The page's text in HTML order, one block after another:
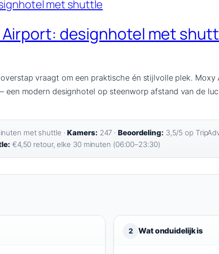
designhotel met
vraagt om een praktische én stijlvolle plek. Moxy
modern designhotel op steenworp afstand van de
met shuttle ·Kamers: 247 ·Beoordeling: 3,5/5 op
€4,50 retour, elke 30 minuten (06:00–23:30)
2 Wat onduidelijk is